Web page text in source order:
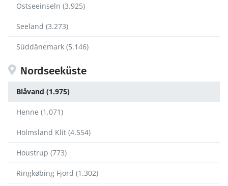
Ostseeinseln (3.925)
Seeland (3.273)
Süddänemark (5.146)
Nordseeküste
Blåvand (1.975)
Henne (1.071)
Holmsland Klit (4.554)
Houstrup (773)
Ringkøbing Fjord (1.302)